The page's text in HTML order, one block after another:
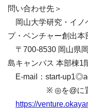
問い合わせ先＞
岡山大学研究・イノ
プ・ベンチャー創出本
〒700-8530 岡山県
島キャンパス 本部棟1
E-mail：start-
※ ◎を@に置き
https://